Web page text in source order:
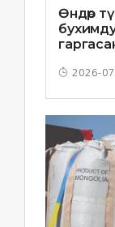
Өндөр
2026-